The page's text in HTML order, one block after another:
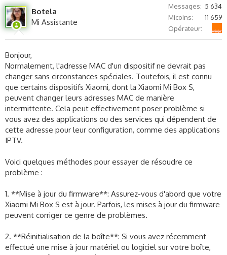
n
Botela
Mi Assistante
Messages
5 634
Micoins
11 659
Opérateur
Bonjour,
Normalement, l'adresse MAC d'un dispositif ne devrait pas
changer sans circonstances spéciales. Toutefois, il est connu
que certains dispositifs Xiaomi, dont la Xiaomi Mi Box S,
peuvent changer leurs adresses MAC de manière
intermittente. Cela peut effectivement poser problème si
vous avez des applications ou des services qui dépendent de
cette adresse pour leur configuration, comme des applications
IPTV.
Voici quelques méthodes pour essayer de résoudre ce
problème :
1. **Mise à jour du firmware**: Assurez-vous d'abord que votre
Xiaomi Mi Box S est à jour. Parfois, les mises à jour du firmware
peuvent corriger ce genre de problèmes.
2. **Réinitialisation de la boîte**: Si vous avez récemment
effectué une mise à jour matériel ou logiciel sur votre boîte,